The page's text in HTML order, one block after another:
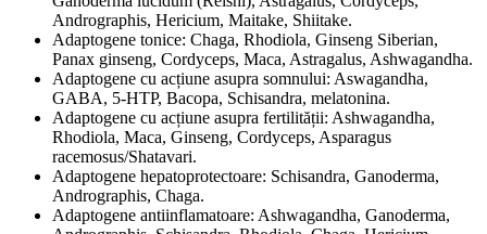
Andrographis, Hericium, Maitake, Shiitake.
Adaptogene tonice: Chaga, Rhodiola, Ginseng Siberian,
Panax ginseng, Cordyceps, Maca, Astragalus, Ashwagandha.
Adaptogene cu acțiune asupra somnului: Aswagandha,
GABA, 5-HTP, Bacopa, Schisandra, melatonina.
Adaptogene cu acțiune asupra fertilității: Ashwagandha,
Rhodiola, Maca, Ginseng, Cordyceps, Asparagus
racemosus/Shatavari.
Adaptogene hepatoprotectoare: Schisandra, Ganoderma,
Andrographis, Chaga.
Adaptogene antiinflamatoare: Ashwagandha, Ganoderma,